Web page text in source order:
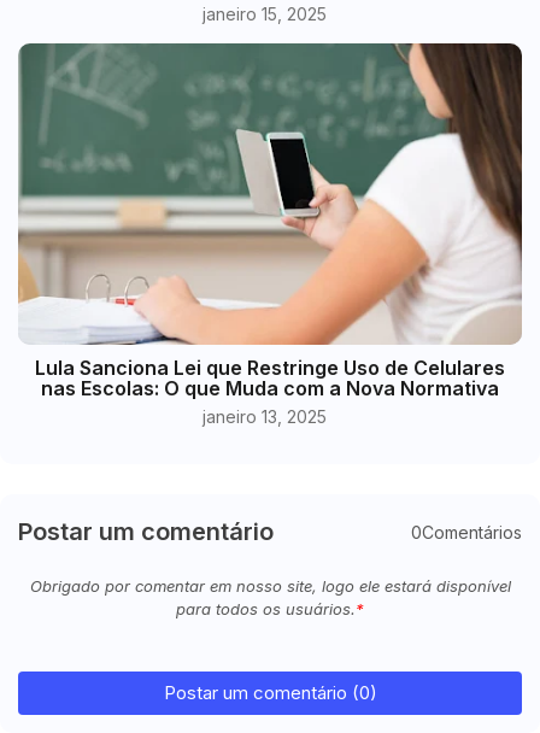
janeiro 15, 2025
Lula Sanciona Lei que Restringe Uso de Celulares
nas Escolas: O que Muda com a Nova Normativa
janeiro 13, 2025
Postar um comentário 0Comentários
Obrigado por comentar em nosso site, logo ele estará disponível
para todos os usuários.
Postar um comentário (0)